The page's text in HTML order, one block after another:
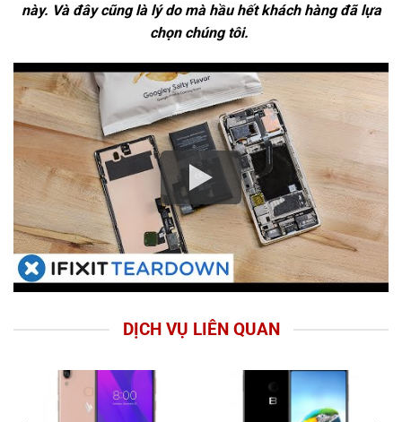
này. Và đây cũng là lý do mà hầu hết khách hàng đã lựa
chọn chúng tôi.
DỊCH VỤ LIÊN QUAN